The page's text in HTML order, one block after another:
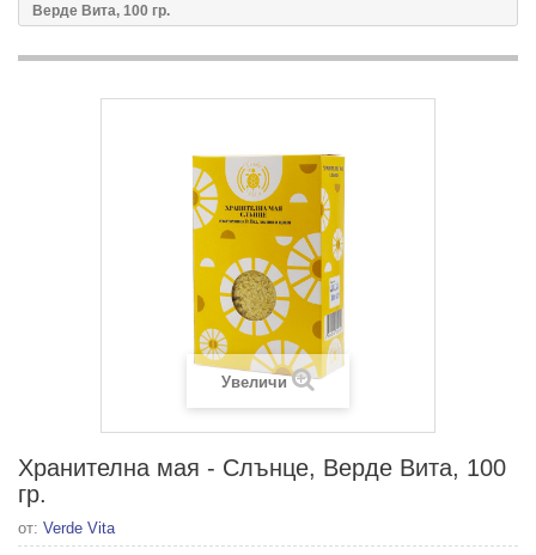
Верде Вита, 100 гр.
Увеличи
Хранителна мая - Слънце, Верде Вита, 100
гр.
от: Verde Vita